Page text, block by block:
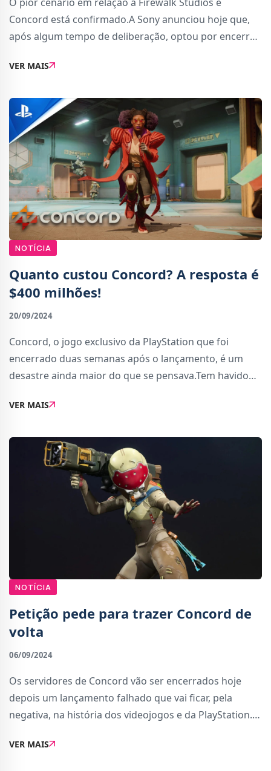
Concord está confirmado.A Sony anunciou hoje que,
após algum tempo de deliberação, optou por encerrar
contrariamente à especulação anteri...
VER MAIS
NOTÍCIA
Quanto custou Concord? A resposta é
$400 milhões!
20/09/2024
Concord, o jogo exclusivo da PlayStation que foi
encerrado duas semanas após o lançamento, é um
desastre ainda maior do que se pensava.Tem havido
quanto dinheiro a Sony terá perdido. Colin Mori...
VER MAIS
NOTÍCIA
Petição pede para trazer Concord de
volta
06/09/2024
Os servidores de Concord vão ser encerrados hoje
depois um lançamento falhado que vai ficar, pela
negativa, na história dos videojogos e da PlayStation.
apenas um pico de 53 jogadores nas últimas 2...
VER MAIS